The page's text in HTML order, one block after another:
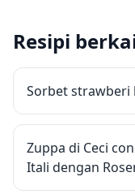
Resipi
Sorbet strawberi
Zuppa di Ceci
Itali dengan